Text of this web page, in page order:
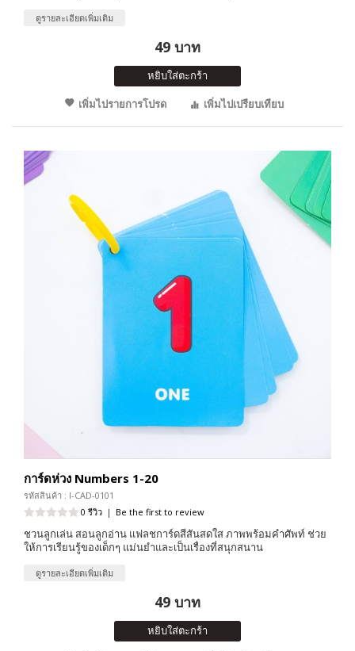
ดูรายละเอียดเพิ่มเติม
49 บาท
หยิบใส่ตะกร้า
เพิ่มไปรายการโปรด
เพิ่มไปเปรียบเทียบ
การ์ดห่วง Numbers 1-20
รหัสสินค้า : I-CAD-0101
0 รีวิว | Be the first to review
ชวนลูกเล่น สอนลูกอ่าน แฟลชการ์ดสีสันสดใส ภาพพร้อมคำศัพท์ ช่วย
ให้การเรียนรู้ของเด็กๆ แม่นยำและเป็นเรื่องที่สนุกสนาน
ดูรายละเอียดเพิ่มเติม
49 บาท
หยิบใส่ตะกร้า